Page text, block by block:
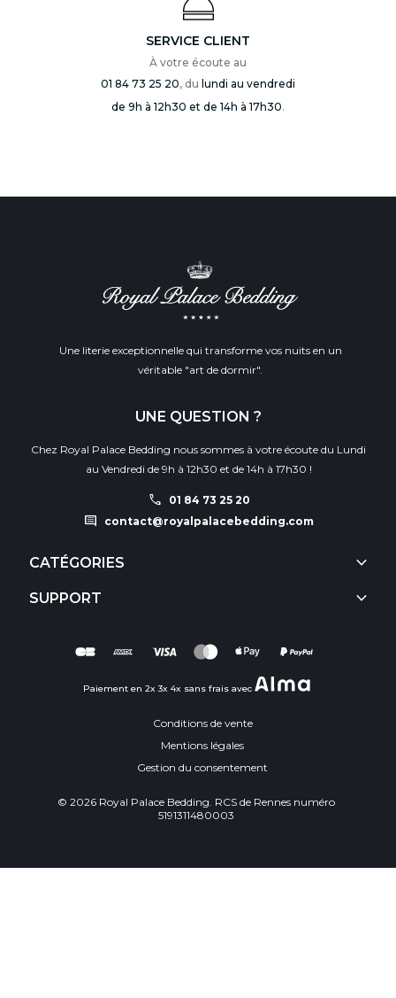
SERVICE CLIENT
À votre écoute au
01 84 73 25 20, du lundi au vendredi
de 9h à 12h30 et de 14h à 17h30.
Une literie exceptionnelle qui transforme vos nuits en un
véritable "art de dormir".
UNE QUESTION ?
Chez Royal Palace Bedding nous sommes à votre écoute du Lundi
au Vendredi de 9h à 12h30 et de 14h à 17h30 !
call 01 84 73 25 20
comment contact@royalpalacebedding.com
CATÉGORIES keyboard_arrow_down
SUPPORT keyboard_arrow_down
Paiement en 2x 3x 4x sans frais avec
© 2026 Royal Palace Bedding. RCS de Rennes numéro
5191311480003
Conditions de vente
Mentions légales
Gestion du consentement